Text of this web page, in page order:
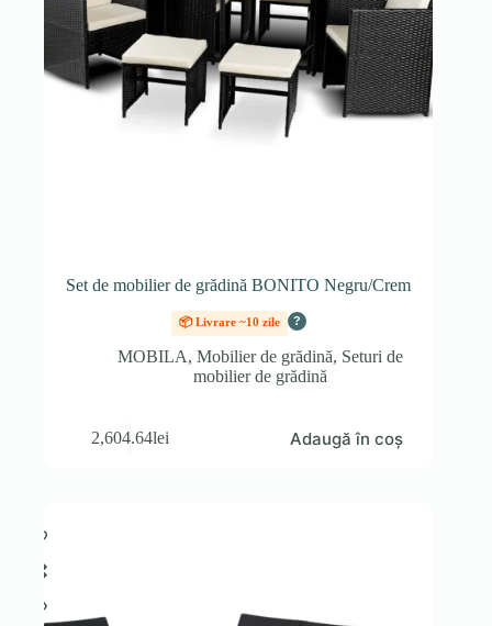
Set de mobilier de grădină BONITO Negru/Crem
📦 Livrare ~10 zile ?
MOBILA,Mobilier de grădină, Seturi de
mobilier de grădină
2,604.64lei Adaugă în coș